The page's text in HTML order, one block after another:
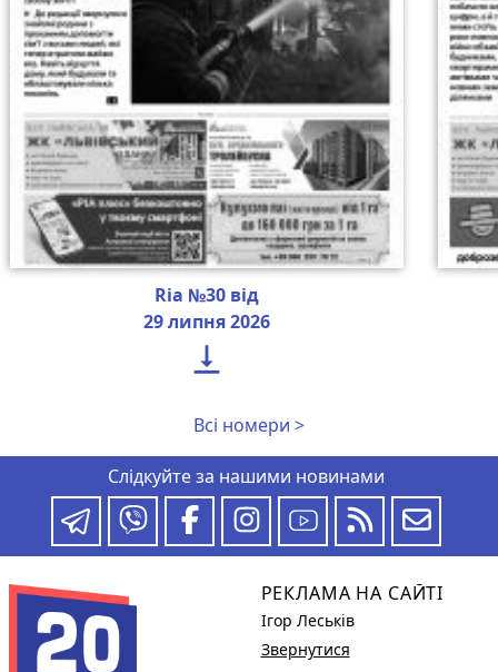
Ria №30 від
29 липня 2026

Всі номери >
Слідкуйте за нашими новинами
РЕКЛАМА НА САЙТІ
Ігор Леськів
Звернутися